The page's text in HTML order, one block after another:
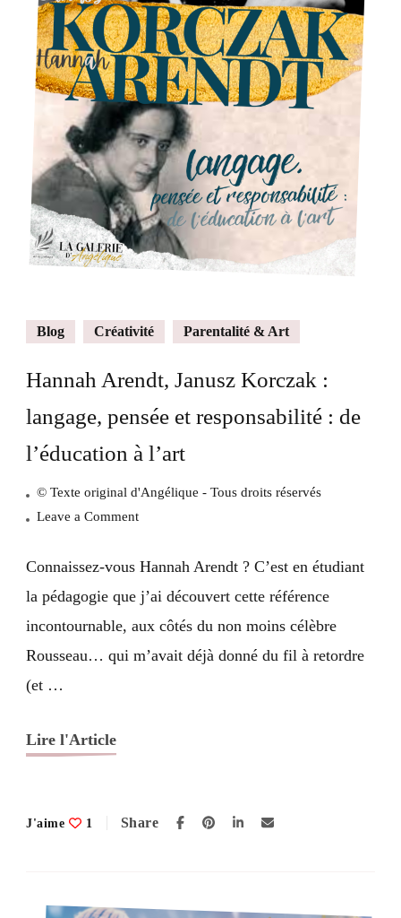
Blog Créativité Parentalité & Art
Hannah Arendt, Janusz Korczak :
langage, pensée et responsabilité : de
l’éducation à l’art
© Texte original d'Angélique - Tous droits réservés
Leave a Commenton
Arendt,
Janusz
langage,
à
Connaissez-vous Hannah Arendt ? C’est en étudiant
la pédagogie que j’ai découvert cette référence
incontournable, aux côtés du non moins célèbre
Rousseau… qui m’avait déjà donné du fil à retordre
(et …
Lire l'Article
J'aime 1 Share